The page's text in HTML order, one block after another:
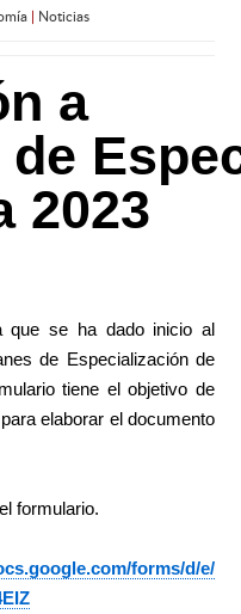
| Noticias
a
de
2023
que se ha dado inicio al
de Especialización de
tiene el objetivo de
elaborar el documento
formulario.
google.com/forms/d/e/